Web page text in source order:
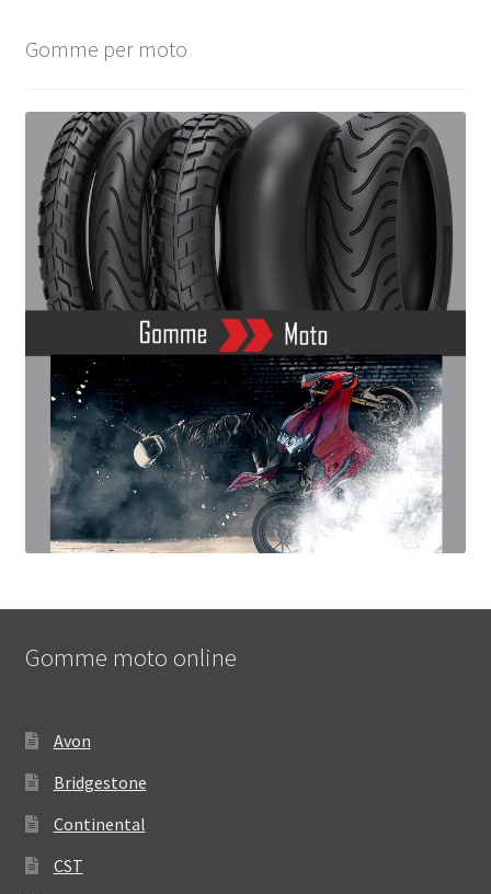
Gomme per moto
Gomme moto online
Avon
Bridgestone
Continental
CST